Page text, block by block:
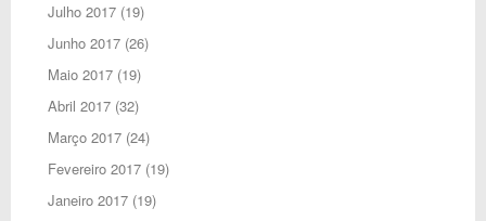
Julho 2017(19)
Junho 2017(26)
Maio 2017(19)
Abril 2017(32)
Março 2017(24)
Fevereiro 2017(19)
Janeiro 2017(19)